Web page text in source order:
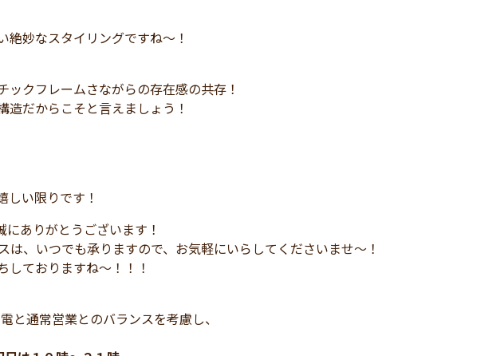
妙なスタイリングですね～！
クフレームさながらの存在感の共存！
だからこそと言えましょう！
しい限りです！
ありがとうございます！
、いつでも承りますので、お気軽にいらしてくださいませ～！
しておりますね～！！！
と通常営業とのバランスを考慮し、